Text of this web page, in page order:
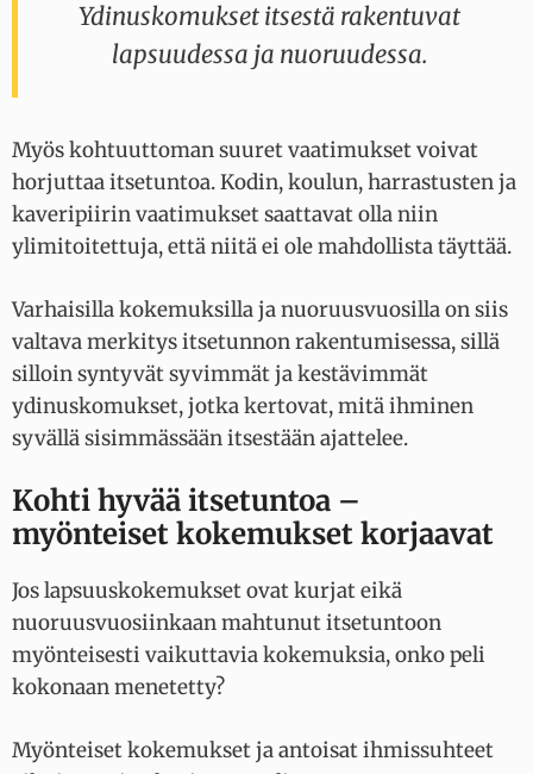
Ydinuskomukset itsestä rakentuvat
lapsuudessa ja nuoruudessa.
Myös kohtuuttoman suuret vaatimukset voivat
horjuttaa itsetuntoa. Kodin, koulun, harrastusten ja
kaveripiirin vaatimukset saattavat olla niin
ylimitoitettuja, että niitä ei ole mahdollista täyttää.
Varhaisilla kokemuksilla ja nuoruusvuosilla on siis
valtava merkitys itsetunnon rakentumisessa, sillä
silloin syntyvät syvimmät ja kestävimmät
ydinuskomukset, jotka kertovat, mitä ihminen
syvällä sisimmässään itsestään ajattelee.
Kohti hyvää itsetuntoa –
myönteiset kokemukset korjaavat
Jos lapsuuskokemukset ovat kurjat eikä
nuoruusvuosiinkaan mahtunut itsetuntoon
myönteisesti vaikuttavia kokemuksia, onko peli
kokonaan menetetty?
Myönteiset kokemukset ja antoisat ihmissuhteet